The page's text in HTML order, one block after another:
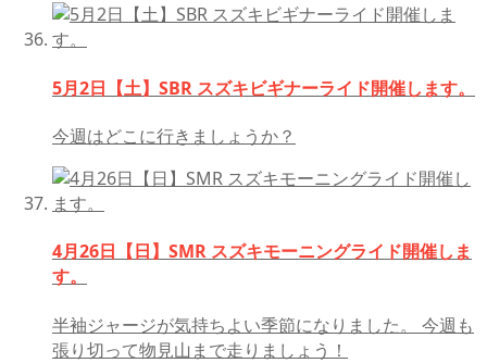
5月2日【土】SBR スズキビギナーライド開催します。
今週はどこに行きましょうか？
4月26日【日】SMR スズキモーニングライド開催しま
す。
半袖ジャージが気持ちよい季節になりました。 今週も
張り切って物見山まで走りましょう！